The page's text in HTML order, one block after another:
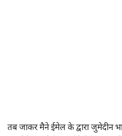
तब जाकर मैने ईमेल के द्वारा जुमेदीन